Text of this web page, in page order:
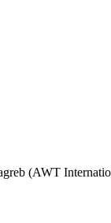
(AWT